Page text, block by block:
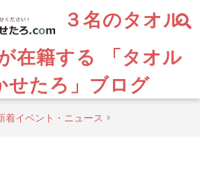
３名のタオル
在籍する 「タオル
せたろ」ブログ
着イベント・ニュース